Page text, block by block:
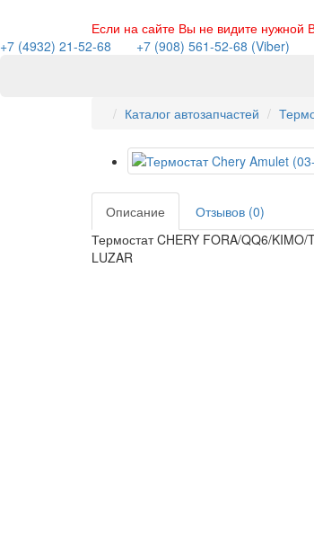
Если на сайте Вы не видите
+7 (4932) 21-52-68
+7 (908) 561-52-68 (Viber)
Каталог автозапчастей
Описание
Отзывов (0)
Термостат CHERY FORA/QQ6/
LUZAR